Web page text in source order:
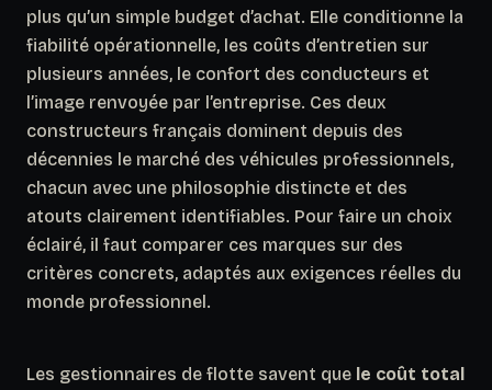
plus qu’un simple budget d’achat. Elle conditionne la
fiabilité opérationnelle, les coûts d’entretien sur
plusieurs années, le confort des conducteurs et
l’image renvoyée par l’entreprise. Ces deux
constructeurs français dominent depuis des
décennies le marché des véhicules professionnels,
chacun avec une philosophie distincte et des
atouts clairement identifiables. Pour faire un choix
éclairé, il faut comparer ces marques sur des
critères concrets, adaptés aux exigences réelles du
monde professionnel.
Les gestionnaires de flotte savent que le coût total